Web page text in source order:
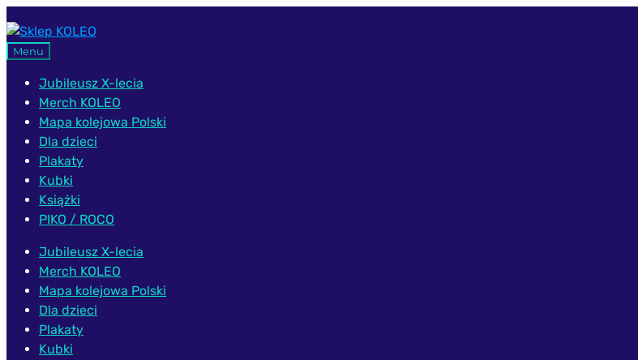
Przejdź
do
Przejdź
do
Menu
Jubileusz X-lecia
Merch KOLEO
Mapa kolejowa Polski
Dla dzieci
Plakaty
Kubki
Książki
PIKO / ROCO
Jubileusz X-lecia
Merch KOLEO
Mapa kolejowa Polski
Dla dzieci
Plakaty
Kubki